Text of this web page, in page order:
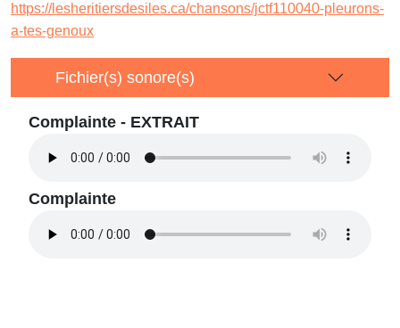
https://lesheritiersdesiles.ca/chansons/jctf110040-pleurons-
a-tes-genoux
Fichier(s) sonore(s)
Complainte - EXTRAIT
Complainte